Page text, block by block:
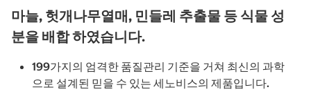
마늘, 헛개나무열매, 민들레 추출물 등 식물 성
분을 배합 하였습니다.
199가지의 엄격한 품질관리 기준을 거쳐 최신의 과학
으로 설계된 믿을 수 있는 세노비스의 제품입니다.